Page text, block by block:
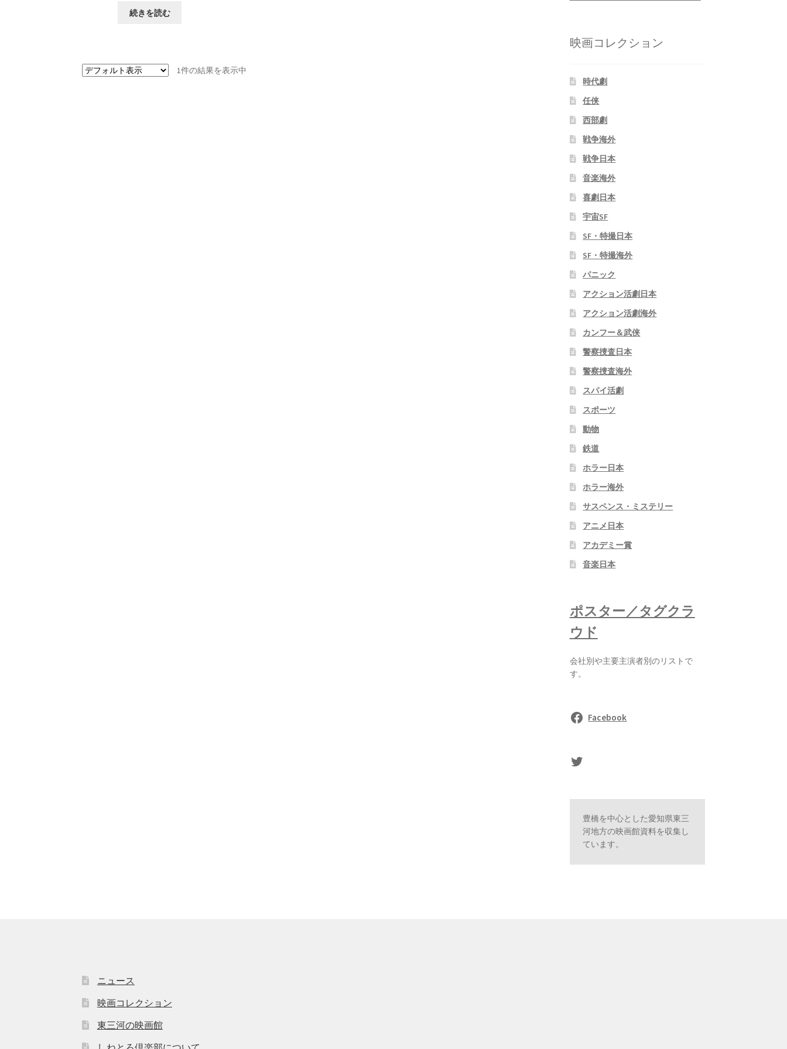
続きを読む
1件の結果を表示中
映画コレクション
時代劇
任侠
西部劇
戦争海外
戦争日本
音楽海外
喜劇日本
宇宙SF
SF・特撮日本
SF・特撮海外
パニック
アクション活劇日本
アクション活劇海外
カンフー＆武侠
警察捜査日本
警察捜査海外
スパイ活劇
スポーツ
動物
鉄道
ホラー日本
ホラー海外
サスペンス・ミステリー
アニメ日本
アカデミー賞
音楽日本
ポスター／タグクラ
ウド
会社別や主要主演者別のリストで
す。
Facebook
sasaki's Twitter
豊橋を中心とした愛知県東三
河地方の映画館資料を収集し
ています。
ニュース
映画コレクション
東三河の映画館